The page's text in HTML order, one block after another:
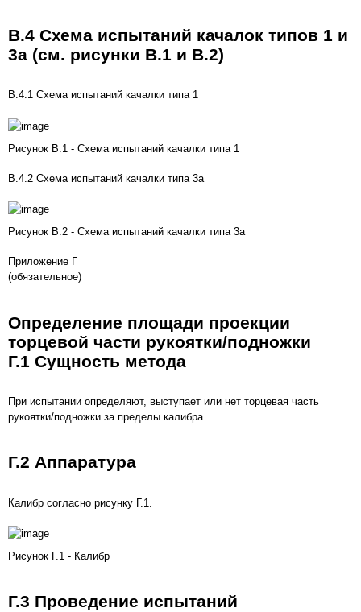
В.4 Схема испытаний качалок типов 1 и
3а (см. рисунки В.1 и В.2)
В.4.1 Схема испытаний качалки типа 1
Рисунок В.1 - Схема испытаний качалки типа 1
В.4.2 Схема испытаний качалки типа 3а
Рисунок В.2 - Схема испытаний качалки типа 3а
Приложение Г
(обязательное)
Определение площади проекции
торцевой части рукоятки/подножки
Г.1 Сущность метода
При испытании определяют, выступает или нет торцевая часть
рукоятки/подножки за пределы калибра.
Г.2 Аппаратура
Калибр согласно рисунку Г.1
Рисунок Г.1 - Калибр
Г.3 Проведение испытаний